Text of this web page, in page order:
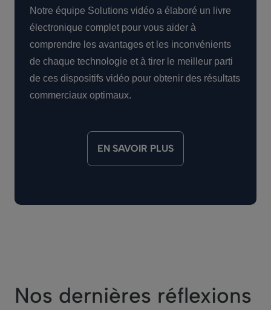
Notre équipe Solutions vidéo a élaboré un livre
électronique complet pour vous aider à
comprendre les avantages et les inconvénients
de chaque technologie et à tirer le meilleur parti
de ces dispositifs vidéo pour obtenir des résultats
commerciaux optimaux.
EN SAVOIR PLUS
Nos dernières réflexions